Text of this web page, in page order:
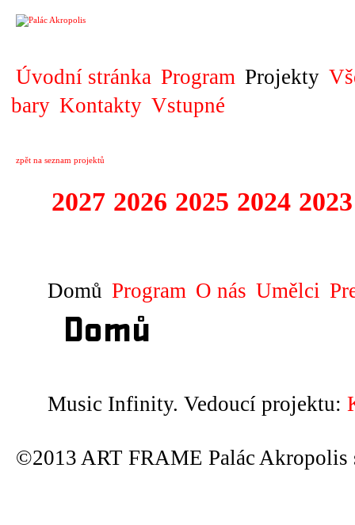
Úvodní stránka Program Projekty
bary Kontakty Vstupné
zpět na seznam projektů
2027 2026 2025 2024 2023
Domů Program O nás Umělci
Domů
Music Infinity. Vedoucí projektu:
©2013 ART FRAME Palác Akropolis